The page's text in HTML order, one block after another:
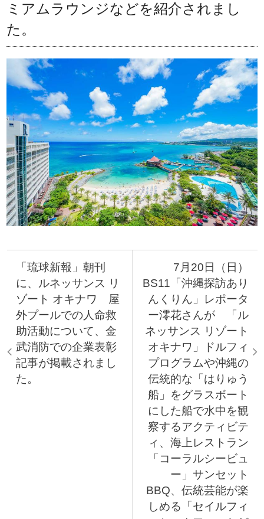
ミアムラウンジなどを紹介されまし
た。
「琉球新報」朝刊
に、ルネッサンス リ
ゾート オキナワ 屋
外プールでの人命救
助活動について、金
武消防での企業表彰
記事が掲載されまし
た。
7月20日（日）
BS11「沖縄探訪あり
んくりん」レポータ
ー澪花さんが 「ル
ネッサンス リゾート
オキナワ」ドルフィ
プログラムや沖縄の
伝統的な「はりゅう
船」をグラスボート
にした船で水中を観
察するアクティビテ
ィ、海上レストラン
「コーラルシービュ
ー」サンセット
BBQ、伝統芸能が楽
しめる「セイルフィ